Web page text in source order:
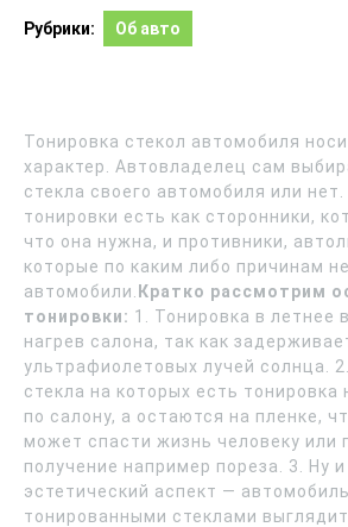
Рубрики: Об авто
Тонировка стекол автомобиля
характер. Автовладелец сам
стекла своего автомобиля или
тонировки есть как сторонники,
что она нужна, и противники,
которые по каким либо причинам
автомобили. Кратко рассмотрим
тонировки: 1. Тонировка в летнее
нагрев салона, так как
ультрафиолетовых лучей солнца.
стекла на которых есть тонировка
по салону, а остаются на пленке,
может спасти жизнь человеку или
получение например пореза. 3. Ну и
эстетический аспект —
тонированными стеклами выглядит